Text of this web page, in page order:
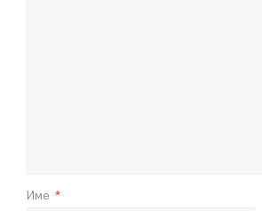
Име *